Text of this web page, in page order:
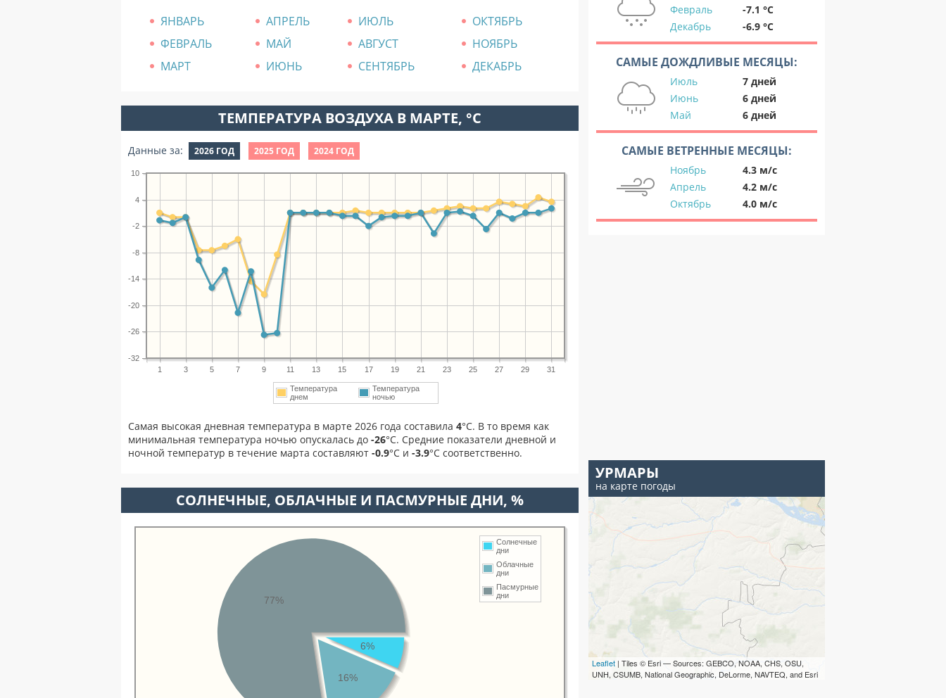
ЯНВАРЬ АПРЕЛЬ ИЮЛЬ
ОКТЯБРЬ
ФЕВРАЛЬ
МАЙ АВГУСТ
НОЯБРЬ
МАРТ
ИЮНЬ СЕНТЯБРЬ ДЕКАБРЬ
ТЕМПЕРАТУРА ВОЗДУХА В МАРТЕ, °C
Данные за: 2026 ГОД 2025 ГОД 2024 ГОД
1 3 5 7 9 11 13 15 17 19 21 23 25 27 29 31
-32
-26
-20
-14
-8
-2
4
10
Температура
днем
Температура
ночью
Самая высокая дневная температура в марте 2026 года составила 4°С. В то время как
минимальная температура ночью опускалась до -26°C. Средние показатели дневной и
ночной температур в течение марта составляют -0.9°С и -3.9°С соответственно.
CОЛНЕЧНЫЕ, ОБЛАЧНЫЕ И ПАСМУРНЫЕ ДНИ, %
Солнечные
дни
Облачные
дни
Пасмурные
дни
6%
16%
77%
Февраль
-7.1 °C
Декабрь
-6.9 °C
САМЫЕ ДОЖДЛИВЫЕ МЕСЯЦЫ:
Июль
7 дней
Июнь
6 дней
Май
6 дней
САМЫЕ ВЕТРЕННЫЕ МЕСЯЦЫ:
Ноябрь
4.3 м/с
Апрель
4.2 м/с
Октябрь
4.0 м/с
УРМАРЫ
на карте погоды
Leaflet | Tiles © Esri — Sources: GEBCO, NOAA, CHS, OSU,
UNH, CSUMB, National Geographic, DeLorme, NAVTEQ, and Esri